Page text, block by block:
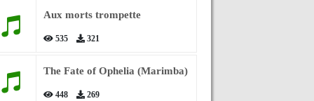
Aux morts trompette
535 321
The Fate of Ophelia (Marimba)
448 269